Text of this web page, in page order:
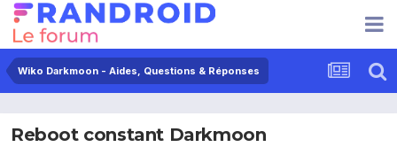
Wiko Darkmoon - Aides, Questions & Réponses
Reboot constant Darkmoon